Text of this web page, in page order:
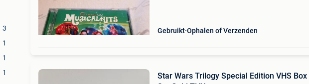
3
1
1
1
Gebruikt Ophalen of Verzenden
Star Wars Trilogy Special Edition VHS Box